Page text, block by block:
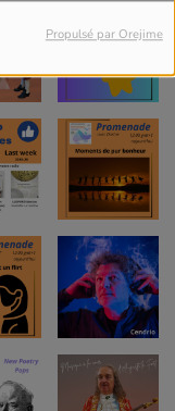
Propulsé par Orejime